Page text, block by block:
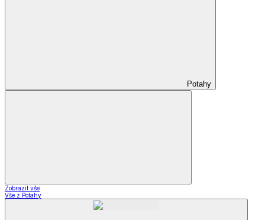
Potahy
Zobrazit vše
Vše z Potahy